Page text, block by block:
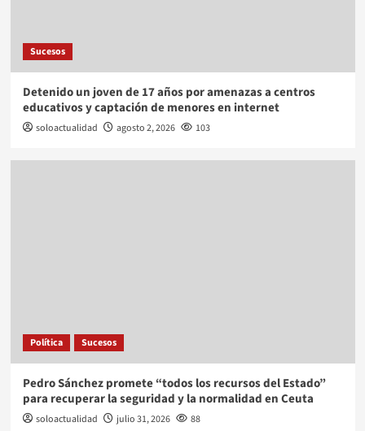
Sucesos
Detenido un joven de 17 años por amenazas a centros
educativos y captación de menores en internet
soloactualidad agosto 2, 2026 103
Política Sucesos
Pedro Sánchez promete “todos los recursos del Estado”
para recuperar la seguridad y la normalidad en Ceuta
soloactualidad julio 31, 2026 88